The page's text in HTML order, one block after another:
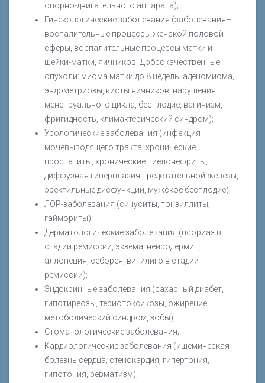
опорно-двигательного аппарата);
Гинекологические заболевания (заболевания–
воспалительные процессы женской половой
сферы, воспалительные процессы матки и
шейки-матки, яичников. Доброкачественные
опухоли: миома матки до 8 недель, аденомиома,
эндометриозы, кисты яичников, нарушения
менструального цикла, бесплодие, вагинизм,
фригидность, климактерический синдром);
Урологические заболевания (инфекция
мочевыводящего тракта, хронические
простатиты, хронические пиелонефриты,
диффузная гиперплазия предстательной железы,
эректильные дисфункции, мужское бесплодие);
ЛОР-заболевания (синуситы, тонзиллиты,
гаймориты);
Дерматологические заболевания (псориаз в
стадии ремиссии, экзема, нейродермит,
аллопеция, себорея, витилиго в стадии
ремиссии);
Эндокринные заболевания (сахарный диабет,
гипотиреозы, териотоксикозы, ожирение,
метоболический синдром, зобы);
Стоматологические заболевания;
Кардиологические заболевания (ишемическая
болезнь сердца, стенокардия, гипертония,
гипотония, ревматизм);